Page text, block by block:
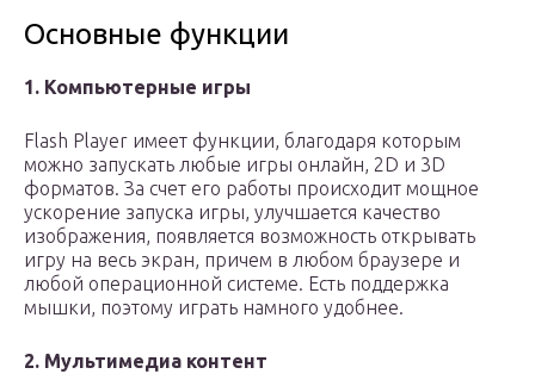
Основные функции
1. Компьютерные игры
Flash Player имеет функции, благодаря которым
можно запускать любые игры онлайн, 2D и 3D
форматов. За счет его работы происходит мощное
ускорение запуска игры, улучшается качество
изображения, появляется возможность открывать
игру на весь экран, причем в любом браузере и
любой операционной системе. Есть поддержка
мышки, поэтому играть намного удобнее.
2. Мультимедиа контент